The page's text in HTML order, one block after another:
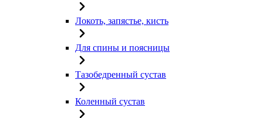
Локоть, запястье, кисть
Для спины и поясницы
Тазобедренный сустав
Коленный сустав